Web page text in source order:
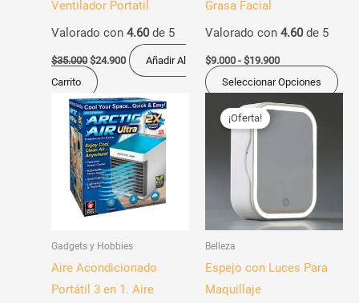
Ventilador Portatil
Valorado con 4.60de 5
$35.000 $24.900
Añadir Al
Carrito
Grasa Facial
Valorado con 4.60de 5
$9.000 - $19.900
Seleccionar Opciones
Gadgets y Hobbies
Aire Acondicionado
Portátil 3 en 1. Aire
¡Oferta!
Belleza
Espejo con Luces Para
Maquillaje
precio
original
era:
$110.000.
precio
actual